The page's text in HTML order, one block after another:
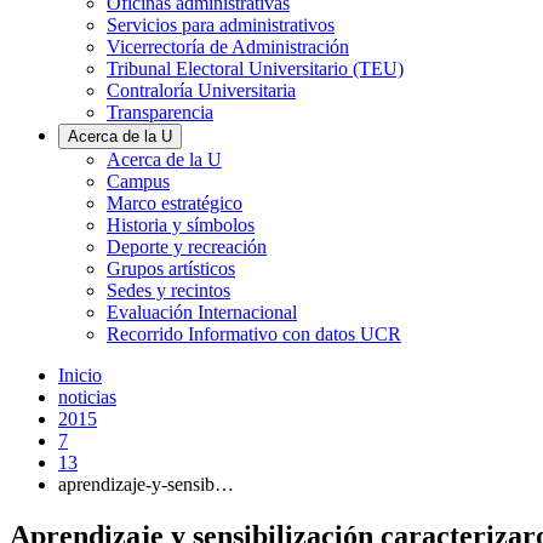
Servicios para administrativos
Vicerrectoría de Administración
Tribunal Electoral Universitario (TEU)
Contraloría Universitaria
Transparencia
Acerca de la U
Acerca de la U
Campus
Marco estratégico
Historia y símbolos
Deporte y recreación
Grupos artísticos
Sedes y recintos
Evaluación Internacional
Recorrido Informativo con datos UCR
Inicio
noticias
2015
7
13
aprendizaje-y-sensib…
Aprendizaje y sensibilización